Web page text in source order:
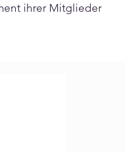
ihrer Mitglieder